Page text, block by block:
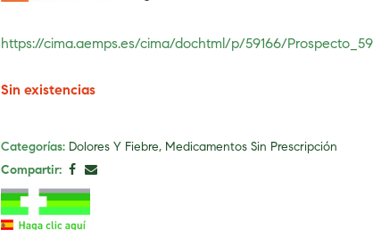
https://cima.aemps.es/cima/dochtml/p/59166/
Sin existencias
Categorías: Dolores Y Fiebre, Medicamentos Sin Prescripción
Compartir: